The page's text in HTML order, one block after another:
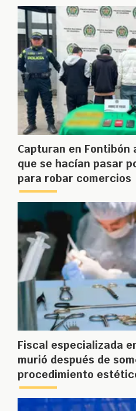
Capturan en Fontibón
que se hacían pasar
para robar comercios
Fiscal especializada
murió después de
procedimiento